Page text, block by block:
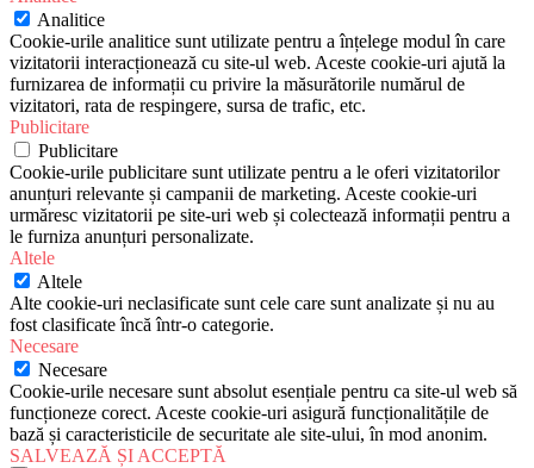
Analitice
Cookie-urile analitice sunt utilizate pentru a înțelege modul în care
vizitatorii interacționează cu site-ul web. Aceste cookie-uri ajută la
furnizarea de informații cu privire la măsurătorile numărul de
vizitatori, rata de respingere, sursa de trafic, etc.
Publicitare
Publicitare
Cookie-urile publicitare sunt utilizate pentru a le oferi vizitatorilor
anunțuri relevante și campanii de marketing. Aceste cookie-uri
urmăresc vizitatorii pe site-uri web și colectează informații pentru a
le furniza anunțuri personalizate.
Altele
Altele
Alte cookie-uri neclasificate sunt cele care sunt analizate și nu au
fost clasificate încă într-o categorie.
Necesare
Necesare
Cookie-urile necesare sunt absolut esențiale pentru ca site-ul web să
funcționeze corect. Aceste cookie-uri asigură funcționalitățile de
bază și caracteristicile de securitate ale site-ului, în mod anonim.
SALVEAZĂ ȘI ACCEPTĂ